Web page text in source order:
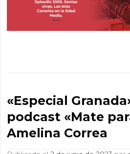
«Especial
podcast «Mate
Amelina Correa